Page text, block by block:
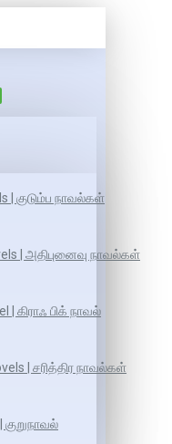
| குடும்ப நாவல்கள்
| அதிபுனைவு நாவல்கள்
| கிராஃ பிக் நாவல்
| சரித்திர நாவல்கள்
குறுநாவல்